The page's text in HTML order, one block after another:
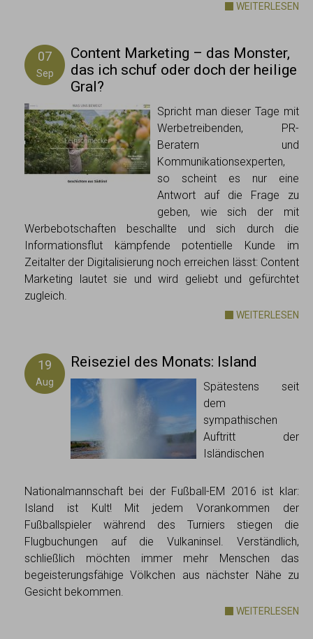
WEITERLESEN
07
Sep
Content Marketing – das Monster,
das ich schuf oder doch der heilige
Gral?
Spricht man dieser Tage mit
Werbetreibenden, PR-
Beratern und
Kommunikationsexperten,
so scheint es nur eine
Antwort auf die Frage zu
geben, wie sich der mit
Werbebotschaften beschallte und sich durch die
Informationsflut kämpfende potentielle Kunde im
Zeitalter der Digitalisierung noch erreichen lässt: Content
Marketing lautet sie und wird geliebt und gefürchtet
zugleich.
WEITERLESEN
19
Aug
Reiseziel des Monats: Island
Spätestens seit
dem
sympathischen
Auftritt der
Isländischen
Nationalmannschaft bei der Fußball-EM 2016 ist klar:
Island ist Kult! Mit jedem Vorankommen der
Fußballspieler während des Turniers stiegen die
Flugbuchungen auf die Vulkaninsel. Verständlich,
schließlich möchten immer mehr Menschen das
begeisterungsfähige Völkchen aus nächster Nähe zu
Gesicht bekommen.
WEITERLESEN